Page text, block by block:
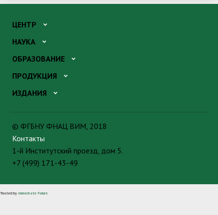
ЦЕНТР
НАУКА
ОБРАЗОВАНИЕ
ПРОДУКЦИЯ
ИЗДАНИЯ
© ФГБНУ ФНАЦ ВИМ, 2018
Контакты
1-й Институтский проезд, дом 5.
+7 (499) 171-43-49
Trusted by Immediate Future